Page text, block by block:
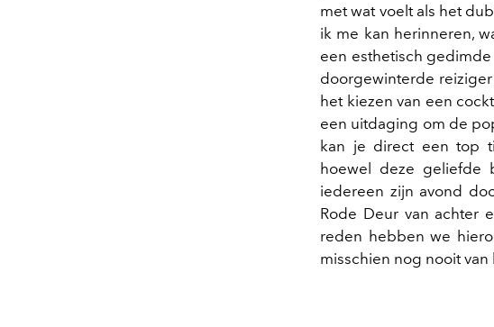
met wat voelt als het
ik me kan herinneren,
een esthetisch
doorgewinterde
het kiezen van een
een uitdaging om de
kan je direct een top
hoewel deze geliefde
iedereen zijn avond
Rode Deur van achter
reden hebben we
misschien nog nooit